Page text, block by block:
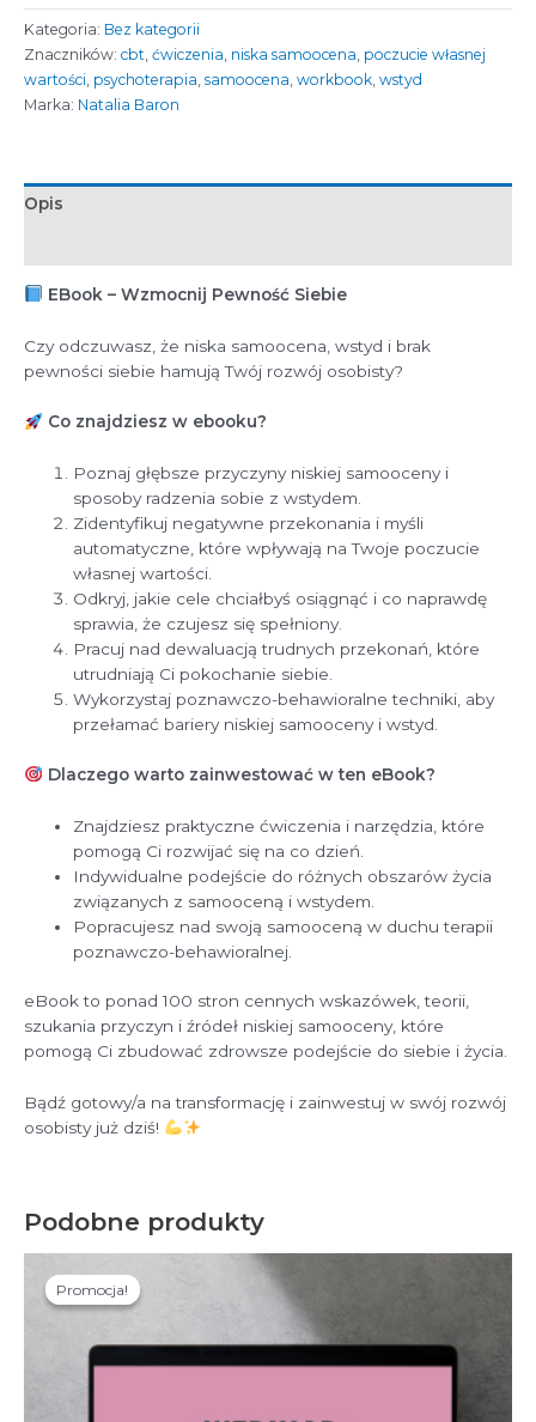
-
WZMOCNIJ
PEWNOŚĆ
SIEBIE
Kategoria: Bez kategorii
Znaczników: cbt, ćwiczenia, niska samoocena, poczucie własnej
wartości, psychoterapia, samoocena, workbook, wstyd
Marka: Natalia Baron
Opis
EBook – Wzmocnij Pewność Siebie
Czy odczuwasz, że niska samoocena, wstyd i brak
pewności siebie hamują Twój rozwój osobisty?
Co znajdziesz w ebooku?
Poznaj głębsze przyczyny niskiej samooceny i
sposoby radzenia sobie z wstydem.
Zidentyfikuj negatywne przekonania i myśli
automatyczne, które wpływają na Twoje poczucie
własnej wartości.
Odkryj, jakie cele chciałbyś osiągnąć i co naprawdę
sprawia, że czujesz się spełniony.
Pracuj nad dewaluacją trudnych przekonań, które
utrudniają Ci pokochanie siebie.
Wykorzystaj poznawczo-behawioralne techniki, aby
przełamać bariery niskiej samooceny i wstyd.
Dlaczego warto zainwestować w ten eBook?
Znajdziesz praktyczne ćwiczenia i narzędzia, które
pomogą Ci rozwijać się na co dzień.
Indywidualne podejście do różnych obszarów życia
związanych z samooceną i wstydem.
Popracujesz nad swoją samooceną w duchu terapii
poznawczo-behawioralnej.
eBook to ponad 100 stron cennych wskazówek, teorii,
szukania przyczyn i źródeł niskiej samooceny, które
pomogą Ci zbudować zdrowsze podejście do siebie i życia.
Bądź gotowy/a na transformację i zainwestuj w swój rozwój
osobisty już dziś!
Podobne produkty
Promocja!
Promocja!